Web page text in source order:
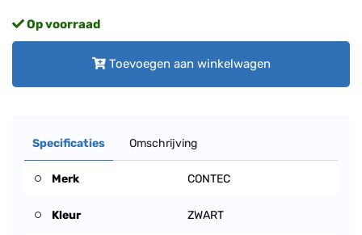
Op voorraad
Toevoegen aan winkelwagen
Specificaties Omschrijving
Merk CONTEC
Kleur ZWART